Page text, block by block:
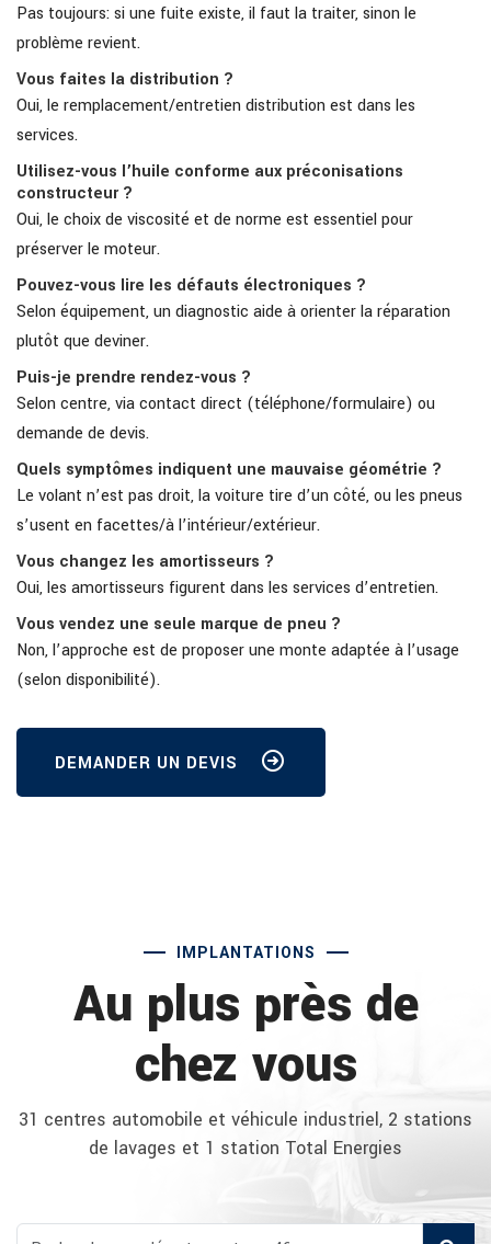
Pas toujours: si une fuite existe, il faut la traiter, sinon le
problème revient.
Vous faites la distribution ?
Oui, le remplacement/entretien distribution est dans les
services.
Utilisez-vous l’huile conforme aux préconisations
constructeur ?
Oui, le choix de viscosité et de norme est essentiel pour
préserver le moteur.
Pouvez-vous lire les défauts électroniques ?
Selon équipement, un diagnostic aide à orienter la réparation
plutôt que deviner.
Puis-je prendre rendez-vous ?
Selon centre, via contact direct (téléphone/formulaire) ou
demande de devis.
Quels symptômes indiquent une mauvaise géométrie ?
Le volant n’est pas droit, la voiture tire d’un côté, ou les pneus
s’usent en facettes/à l’intérieur/extérieur.
Vous changez les amortisseurs ?
Oui, les amortisseurs figurent dans les services d’entretien.
Vous vendez une seule marque de pneu ?
Non, l’approche est de proposer une monte adaptée à l’usage
(selon disponibilité).
DEMANDER UN DEVIS
IMPLANTATIONS
Au plus près de
chez vous
31 centres automobile et véhicule industriel, 2 stations
de lavages et 1 station Total Energies